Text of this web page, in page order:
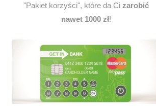
"Pakiet korzyści", które da Ci zarobić
nawet 1000 zł!